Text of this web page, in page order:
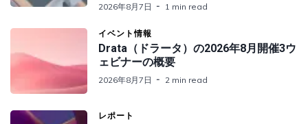
2026年8月7日 1 min read
イベント情報
Drata（ドラータ）の2026年8月開催3ウ
ェビナーの概要
2026年8月7日 2 min read
レポート